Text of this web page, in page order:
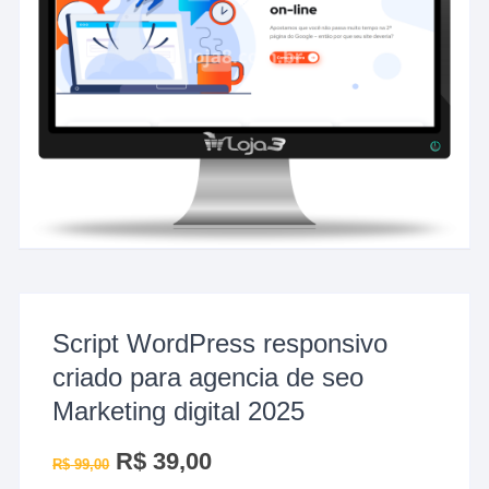
Script WordPress responsivo
criado para agencia de seo
Marketing digital 2025
R$99,00 O
preço
R$ 39,00O